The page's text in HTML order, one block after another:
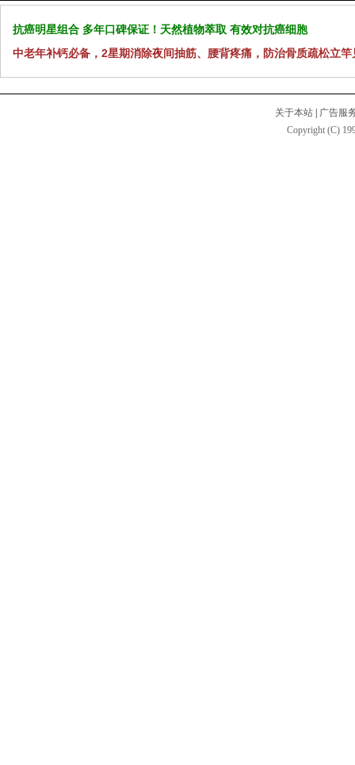
抗癌明星组合 多年口碑保证！天然植物萃取 有效对抗癌细胞
中老年补钙必备，2星期消除夜间抽筋、腰背疼痛，防治骨质疏松立竿
关于本站
广告服
Copyright (C)